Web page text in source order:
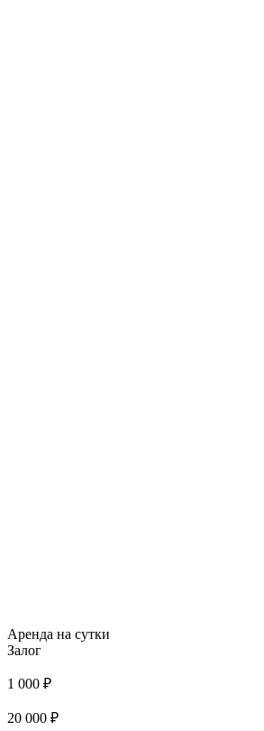
Аренда на сутки
Залог
1 000 ₽
20 000 ₽